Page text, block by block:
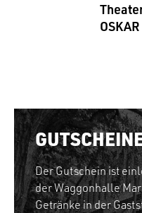
Der Gutschein ist
der Waggonhalle
Getränke in der